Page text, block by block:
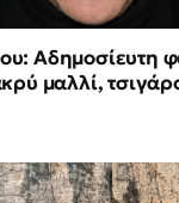
Αδημοσίευτη
μαλλί,